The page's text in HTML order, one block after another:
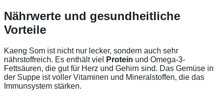
Nährwerte und gesundheitliche
Vorteile
Kaeng Som ist nicht nur lecker, sondern auch sehr
nährstoffreich. Es enthält viel
Protein und Omega-3-
Fettsäuren, die gut für Herz und Gehirn sind. Das Gemüse in
der Suppe ist voller Vitaminen und Mineralstoffen, die das
Immunsystem stärken.